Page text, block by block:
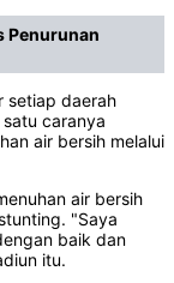
Penurunan
setiap daerah
caranya
air bersih melalui
air bersih
"Saya
baik dan
itu.